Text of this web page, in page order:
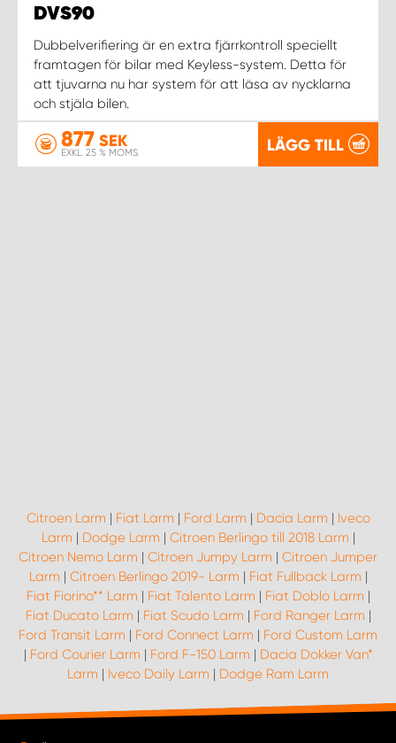
DVS90
Dubbelverifiering är en extra fjärrkontroll speciellt
framtagen för bilar med Keyless-system. Detta för
att tjuvarna nu har system för att läsa av nycklarna
och stjäla bilen.
877 SEK
EXKL. 25 % MOMS LÄGG TILL
Citroen Larm | Fiat Larm | Ford Larm | Dacia Larm | Iveco
Larm | Dodge Larm | Citroen Berlingo till 2018 Larm |
Citroen Nemo Larm | Citroen Jumpy Larm | Citroen Jumper
Larm | Citroen Berlingo 2019- Larm | Fiat Fullback Larm |
Fiat Fiorino** Larm | Fiat Talento Larm | Fiat Doblo Larm |
Fiat Ducato Larm | Fiat Scudo Larm | Ford Ranger Larm |
Ford Transit Larm | Ford Connect Larm | Ford Custom Larm
| Ford Courier Larm | Ford F-150 Larm | Dacia Dokker Van*
Larm | Iveco Daily Larm | Dodge Ram Larm